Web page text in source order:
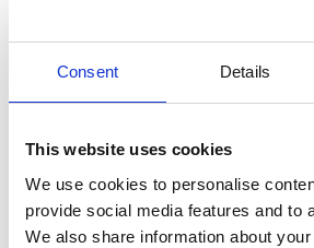
Consent Details
This website uses cookies
We use cookies to personalise
provide social media features and to
We also share information about
Garten und im Pool spielen. In der Garage
Das Haus erstreckt sich über zwei Etagen.
befinden sich ein großes Wohn- und
Einzelbetten, die je nach Wunsch
Zugang zur Terrasse, 2 Schlafzimmer mit
separates WC sowie 1 Badezimmer. Im
sich 1 Schlafzimmer (2 Einzelbetten, die je